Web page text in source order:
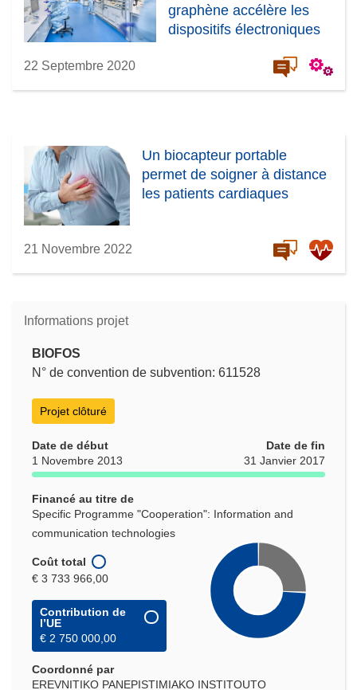
graphène accélère les
dispositifs électroniques
22 Septembre 2020
Un biocapteur portable
permet de soigner à distance
les patients cardiaques
21 Novembre 2022
Informations projet
BIOFOS
N° de convention de subvention: 611528
Projet clôturé
Date de début
1 Novembre 2013
Date de fin
31 Janvier 2017
Financé au titre de
Specific Programme "Cooperation": Information and
communication technologies
Coût total
€ 3 733 966,00
Contribution de
l’UE
€ 2 750 000,00
Coordonné par
EREVNITIKO PANEPISTIMIAKO INSTITOUTO